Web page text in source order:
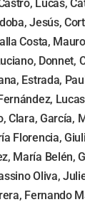
Lucas,
Jesús,
Costa,
Donnet,
Estrada,
Clara, García,
Florencia,
María Belén,
Oliva,
Fernando